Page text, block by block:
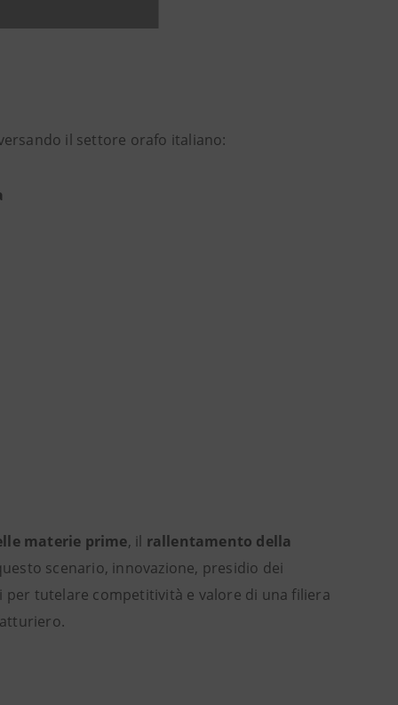
il settore orafo italiano:
materie prime, il rallentamento della
scenario, innovazione, presidio dei
tutelare competitività e valore di una filiera